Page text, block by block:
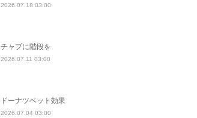
2026.07.18 03:00
チャプに階段を
2026.07.11 03:00
ドーナツベット効果
2026.07.04 03:00